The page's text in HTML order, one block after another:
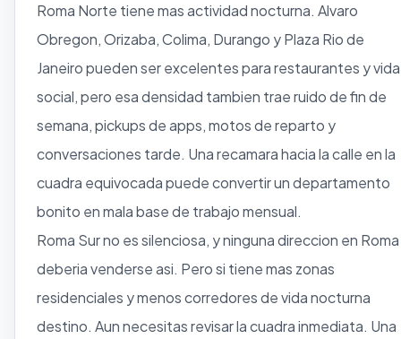
Roma Norte tiene mas actividad nocturna. Alvaro
Obregon, Orizaba, Colima, Durango y Plaza Rio de
Janeiro pueden ser excelentes para restaurantes y vida
social, pero esa densidad tambien trae ruido de fin de
semana, pickups de apps, motos de reparto y
conversaciones tarde. Una recamara hacia la calle en la
cuadra equivocada puede convertir un departamento
bonito en mala base de trabajo mensual.
Roma Sur no es silenciosa, y ninguna direccion en Roma
deberia venderse asi. Pero si tiene mas zonas
residenciales y menos corredores de vida nocturna
destino. Aun necesitas revisar la cuadra inmediata. Una